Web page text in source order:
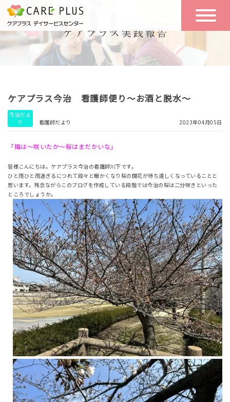
こんな方に
おすすめ
一日の流れ
一日体験
空き状況
リクルート
お問い合わせ
体験希望
ケアプラス今治 看護師便り～お酒と脱水～
今治だよ
り
看護師だより 2023年04月05日
「梅は〜咲いたか〜桜はまだかいな」
皆様こんにちは。ケアプラス今治の看護師川下です。
ひと雨ひと雨過ぎるにつれて段々と暖かくなり桜の開花が待ち遠しくなっていることと
思います。残念ながらこのブログを作成している段階では今治の桜は二分咲きといった
ところでしょうか。